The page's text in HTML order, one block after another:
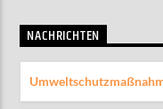
NACHRICHTEN